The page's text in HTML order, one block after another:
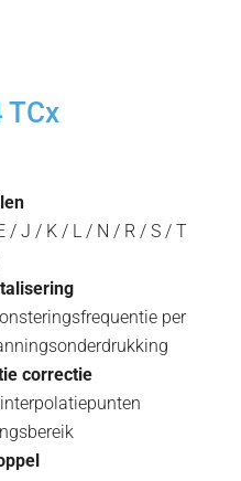
TCx
/ J / K / L / N / R / S / T
per
correctie